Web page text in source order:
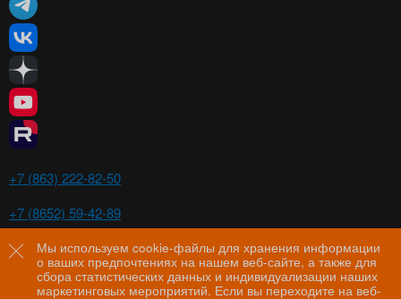
Мы используем cookie-файлы для хранения информации
о ваших предпочтениях на нашем веб-сайте, а также для
сбора статистических данных и индивидуализации наших
маркетинговых мероприятий. Если вы переходите на веб-
+7 (863) 222-82-50
+7 (8652) 59-42-89
Волгоград
+7 (8442) 29-00-21
Пятигорск
+7 (8793) 97-60-44